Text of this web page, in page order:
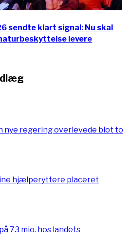
sendte klart signal: Nu skal
levere
nye regering overlevede blot to
hjælperyttere placeret
73 mio. hos landets